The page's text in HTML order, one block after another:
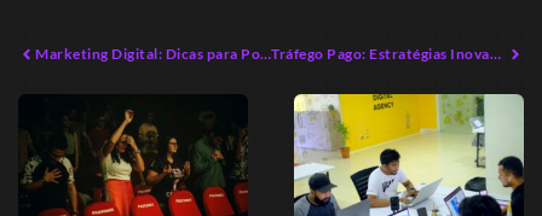
Marketing Digital: Dicas para Potencializar Seu Negócio Tráfego Pago: Estratégias Inovadoras para Crescimento em 2026